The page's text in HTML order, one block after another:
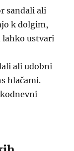
sandali ali
k dolgim,
lahko ustvari
ali udobni
hlačami.